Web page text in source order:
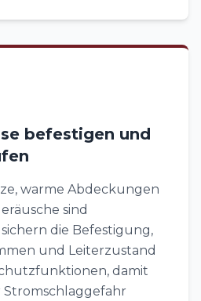
befestigen und
warme Abdeckungen
sind
die Befestigung,
und Leiterzustand
damit
Stromschlaggefahr